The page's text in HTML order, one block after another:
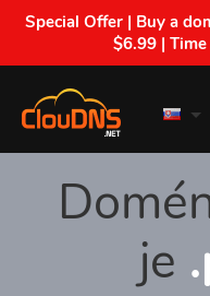
Special Offer | Buy a
$6.99 |
je